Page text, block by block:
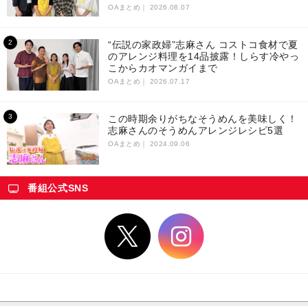
OAまとめ｜ 2026.08.07
“伝説の家政婦”志麻さん コストコ食材で夏
のアレンジ料理を14品披露！しらす冷やっ
こからカオマンガイまで
OAまとめ｜ 2026.07.17
この時期余りがちなそうめんを美味しく！
志麻さんのそうめんアレンジレシピ5選
OAまとめ｜ 2024.09.06
番組公式SNS